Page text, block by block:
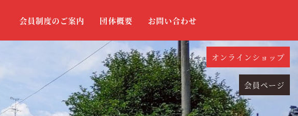
会員制度のご案内 団体概要 お問い合わせ
オンラインショップ
会員ページ